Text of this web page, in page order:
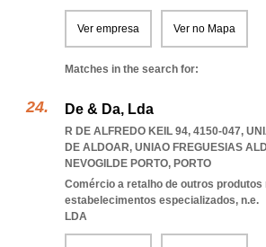
Ver empresa Ver no Mapa
Matches in the search for:
De & Da, Lda
R DE ALFREDO KEIL 94, 4150-047,
DE ALDOAR, UNIAO FREGUESIAS
NEVOGILDE PORTO, PORTO
Comércio a retalho de outros produtos
estabelecimentos especializados, n.e.
LDA